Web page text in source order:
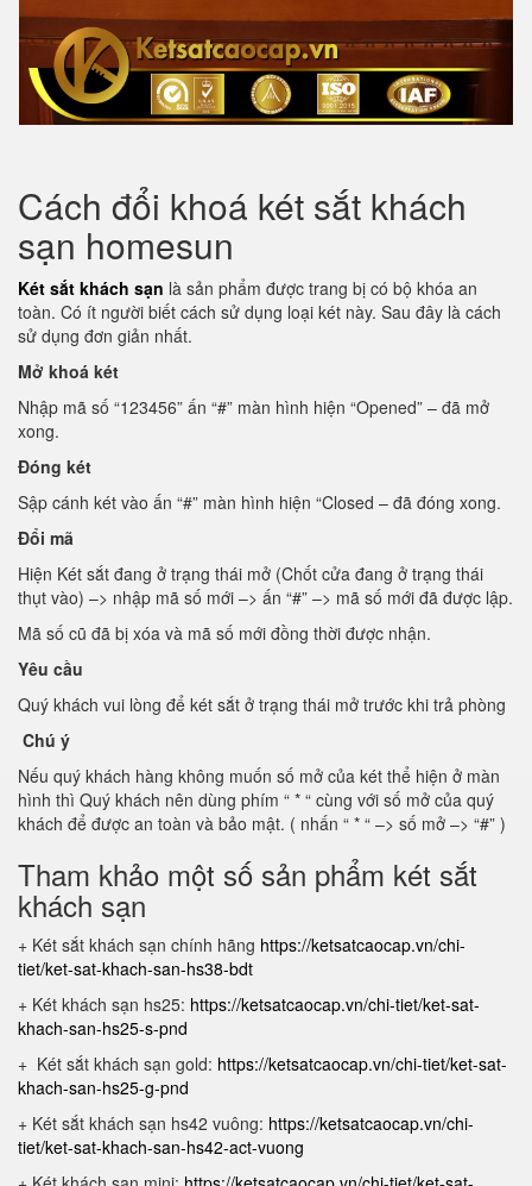
Cách đổi khoá két sắt khách
sạn homesun
Két sắt khách sạn là sản phẩm được trang bị có bộ khóa an
toàn. Có ít người biết cách sử dụng loại két này. Sau đây là cách
sử dụng đơn giản nhất.
Mở khoá két
Nhập mã số “123456” ấn “#” màn hình hiện “Opened” – đã mở
xong.
Đóng két
Sập cánh két vào ấn “#” màn hình hiện “Closed – đã đóng xong.
Đổi mã
Hiện Két sắt đang ở trạng thái mở (Chốt cửa đang ở trạng thái
thụt vào) –> nhập mã số mới –> ấn “#” –> mã số mới đã được lập.
Mã số cũ đã bị xóa và mã số mới đồng thời được nhận.
Yêu cầu
Quý khách vui lòng để két sắt ở trạng thái mở trước khi trả phòng
Chú ý
Nếu quý khách hàng không muốn số mở của két thể hiện ở màn
hình thì Quý khách nên dùng phím “ * “ cùng với số mở của quý
khách để được an toàn và bảo mật. ( nhấn “ * “ –> số mở –> “#” )
Tham khảo một số sản phẩm két sắt
khách sạn
+ Két sắt khách sạn chính hãng https://ketsatcaocap.vn/chi-
tiet/ket-sat-khach-san-hs38-bdt
+ Két khách sạn hs25: https://ketsatcaocap.vn/chi-tiet/ket-sat-
khach-san-hs25-s-pnd
+ Két sắt khách sạn gold: https://ketsatcaocap.vn/chi-tiet/ket-sat-
khach-san-hs25-g-pnd
+ Két sắt khách sạn hs42 vuông: https://ketsatcaocap.vn/chi-
tiet/ket-sat-khach-san-hs42-act-vuong